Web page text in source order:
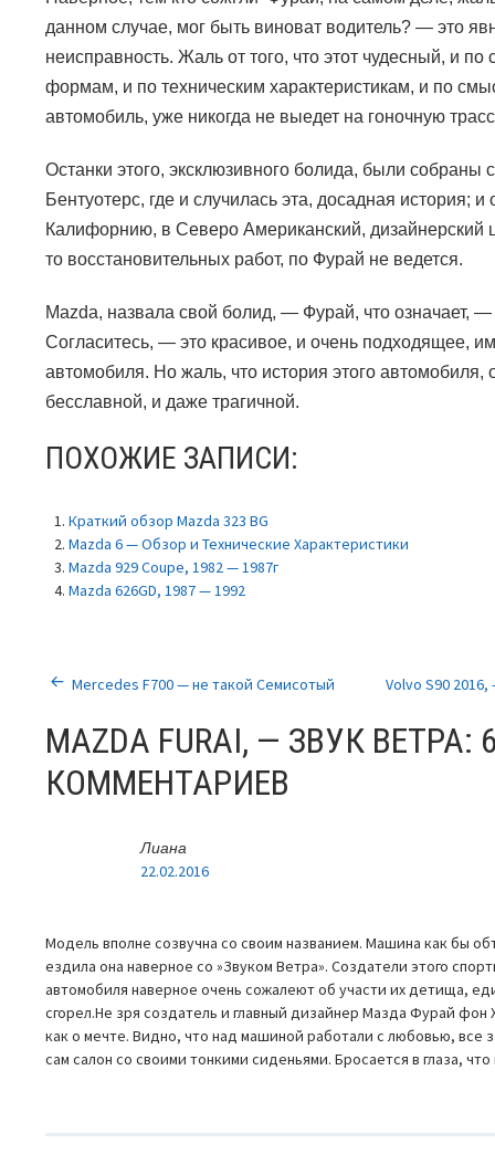
данном случае, мог быть виноват водитель? — это
неисправность. Жаль от того, что этот чудесный, и
формам, и по техническим характеристикам, и по
автомобиль, уже никогда не выедет на гоночную
Останки этого, эксклюзивного болида, были собраны
Бентуотерс, где и случилась эта, досадная история;
Калифорнию, в Северо Американский, дизайнерский
то восстановительных работ, по Фурай не ведется.
Mazda, назвала свой болид,— Фурай, что означает,
Согласитесь, — это красивое, и очень подходящее,
автомобиля. Но жаль, что история этого автомобиля,
бесславной, и даже трагичной.
ПОХОЖИЕ ЗАПИСИ:
Краткий обзор Mazda 323 BG
Mazda 6 — Обзор и Технические Характеристики
Mazda 929 Coupe, 1982 — 1987г
Mazda 626GD, 1987 — 1992
НАВИГАЦИЯ
ПО
ЗАПИСЯМ
Mercedes F700 — не такой Семисотый Volvo S90
MAZDA FURAI, — ЗВУК ВЕТРА:
КОММЕНТАРИЕВ
Лиана
22.02.2016
Модель вполне созвучна со своим названием. Машина как бы
ездила она наверное со »Звуком Ветра». Создатели этого
автомобиля наверное очень сожалеют об участи их детища,
сгорел.Не зря создатель и главный дизайнер Мазда Фурай фон
как о мечте. Видно, что над машиной работали с любовью, все
сам салон со своими тонкими сиденьями. Бросается в глаза,